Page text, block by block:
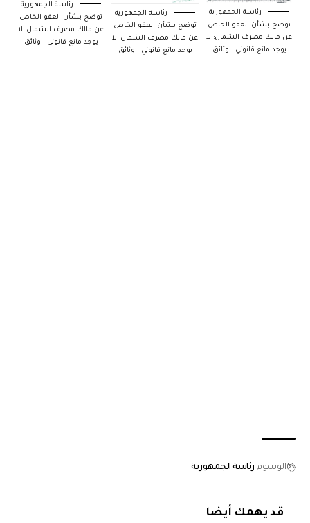
رئاسة الجمهورية
توضح بشأن العفو الخاص
عن مالك مصرف الشمال: لا
يوجد مانع قانوني.. وثائق
رئاسة الجمهورية
توضح بشأن العفو الخاص
عن مالك مصرف الشمال: لا
يوجد مانع قانوني.. وثائق
رئاسة الجمهورية
توضح بشأن العفو الخاص
عن مالك مصرف الشمال: لا
يوجد مانع قانوني.. وثائق
الوسوم رئاسة الجمهورية
قد يهمك أيضا